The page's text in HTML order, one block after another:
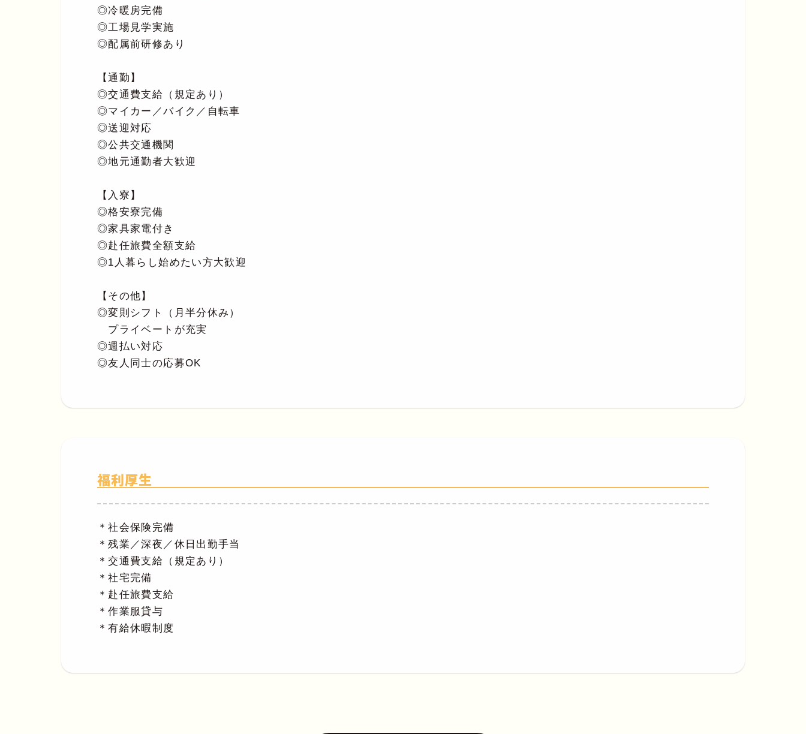
◎冷暖房完備
◎工場見学実施
◎配属前研修あり
【通勤】
◎交通費支給（規定あり）
◎マイカー／バイク／自転車
◎送迎対応
◎公共交通機関
◎地元通勤者大歓迎
【入寮】
◎格安寮完備
◎家具家電付き
◎赴任旅費全額支給
◎1人暮らし始めたい方大歓迎
【その他】
◎変則シフト（月半分休み）
プライベートが充実
◎週払い対応
◎友人同士の応募OK
福利厚生
＊社会保険完備
＊残業／深夜／休日出勤手当
＊交通費支給（規定あり）
＊社宅完備
＊赴任旅費支給
＊作業服貸与
＊有給休暇制度